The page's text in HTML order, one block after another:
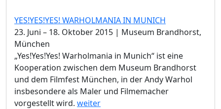
YES!YES!YES! WARHOLMANIA IN MUNICH
23. Juni – 18. Oktober 2015 | Museum Brandhorst,
München
„Yes!Yes!Yes! Warholmania in Munich“ ist eine
Kooperation zwischen dem Museum Brandhorst
und dem Filmfest München, in der Andy Warhol
insbesondere als Maler und Filmemacher
vorgestellt wird. weiter